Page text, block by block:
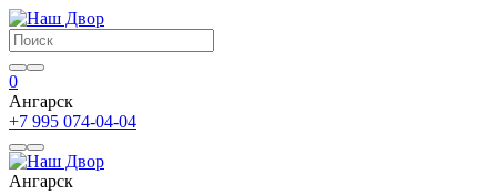
0
Ангарск
+7 995 074-04-04
Ангарск